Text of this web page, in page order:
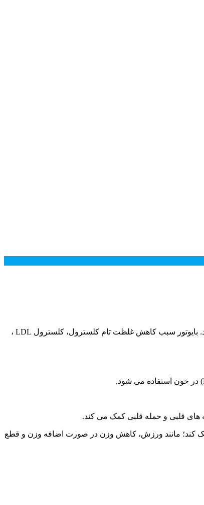
بایوتور (BIOTOR) نام تجاری داروی آتورواستاتین است که به عنوان داروی کمکی همراه با رژیم غذایی در درمان زیادی چربی خون مصرف می‌شود. بایوتور سبب کاهش غلظت تام کلسترول، کلسترول LDL ،
های قلبی و حمله قلبی کمک می کند.
کند؛ مانند ورزش، کاهش وزن در صورت اضافه وزن و قطع